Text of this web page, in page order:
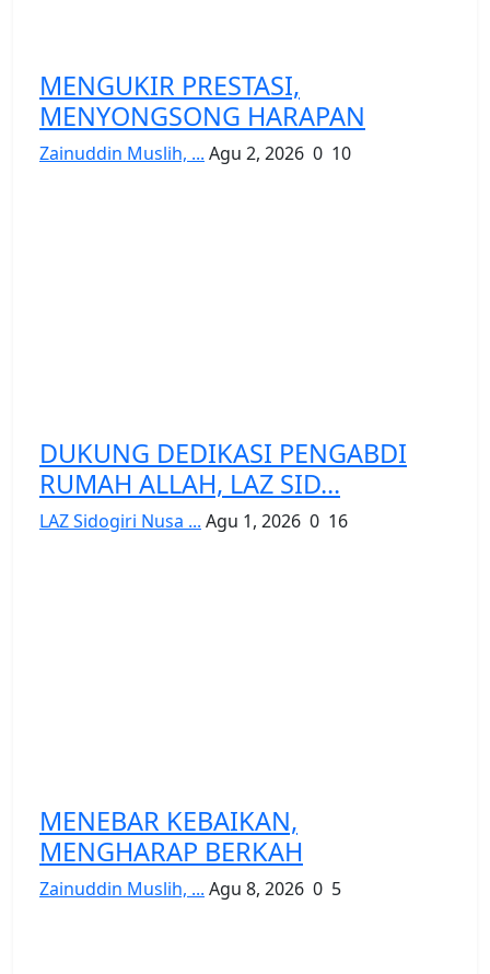
MENGUKIR PRESTASI,
MENYONGSONG HARAPAN
Zainuddin Muslih, ... Agu 2, 2026 0 10
DUKUNG DEDIKASI PENGABDI
RUMAH ALLAH, LAZ SID...
LAZ Sidogiri Nusa ... Agu 1, 2026 0 16
MENEBAR KEBAIKAN,
MENGHARAP BERKAH
Zainuddin Muslih, ... Agu 8, 2026 0 5